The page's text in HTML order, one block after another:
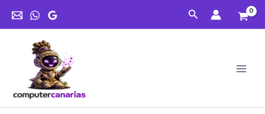
Buscar